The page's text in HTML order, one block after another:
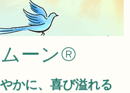
ーン®️
かに、喜び溢れる